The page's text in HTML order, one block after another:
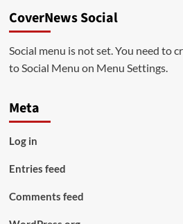
CoverNews Social
Social menu is not set. You need to
to Social Menu on Menu Settings.
Meta
Log in
Entries feed
Comments feed